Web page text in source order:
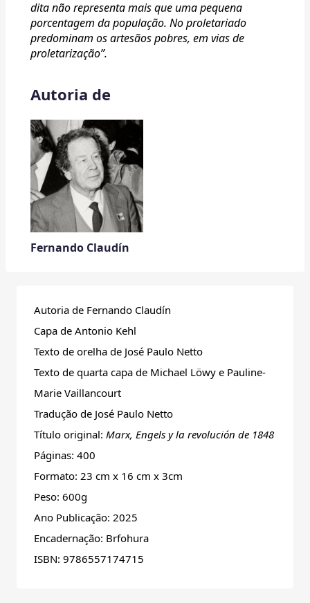
dita não representa mais que uma pequena
porcentagem da população. No proletariado
predominam os artesãos pobres, em vias de
proletarização”.
Autoria de
Fernando Claudín
Autoria de Fernando Claudín
Capa de Antonio Kehl
Texto de orelha de José Paulo Netto
Texto de quarta capa de Michael Löwy e Pauline-
Marie Vaillancourt
Tradução de José Paulo Netto
Título original: Marx, Engels y la revolución de 1848
Páginas: 400
Formato: 23 cm x 16 cm x 3cm
Peso: 600g
Ano Publicação: 2025
Encadernação: Brfohura
ISBN: 9786557174715